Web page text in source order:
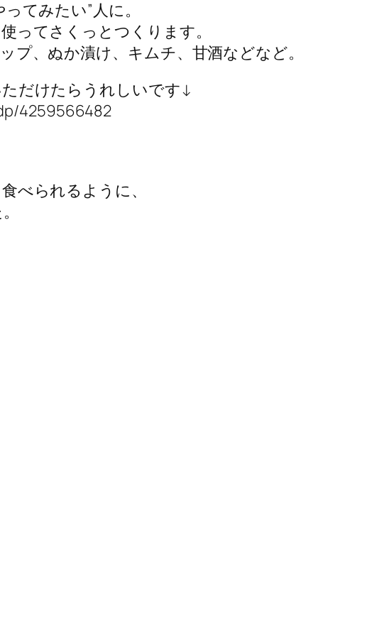
てみたい”人に。
ってさくっとつくります。
プ、ぬか漬け、キムチ、甘酒などなど。
だけたらうれしいです↓
4259566482
べられるように、